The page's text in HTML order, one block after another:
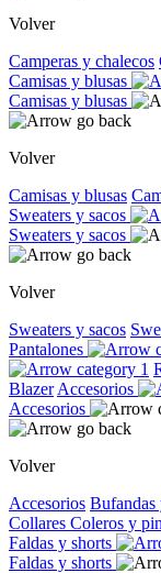
Volver
Camperas y chalecos
Camisas y blusas
Camisas y blusas
Volver
Camisas y blusas
Sweaters y sacos
Sweaters y sacos
Volver
Sweaters y sacos
Pantalones
Blazer Accesorios
Accesorios
Volver
Accesorios Bufandas
Collares Coleros y
Faldas y shorts
Faldas y shorts